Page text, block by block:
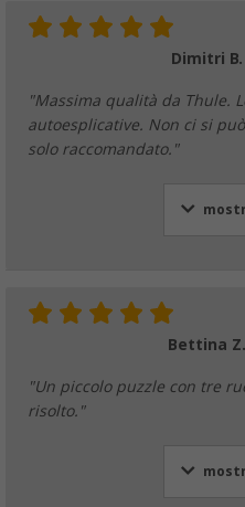
Dimitri B.
"Massima qualità da Thule.
autoesplicative. Non ci si
solo raccomandato."
Bettina Z.
"Un piccolo puzzle con tre
risolto."